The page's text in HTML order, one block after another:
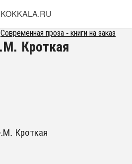
Современная проза - книги на заказ
Кроткая
Кроткая